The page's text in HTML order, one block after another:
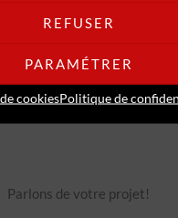
REFUSER
PARAMÉTRER
cookiesPolitique de
Parlons de votre projet!